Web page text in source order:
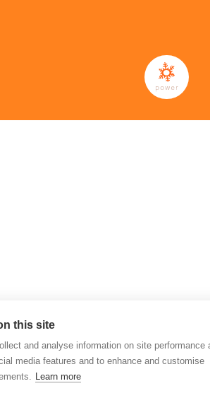
this site
and analyse information on site performance
media features and to enhance and customise
Learn more